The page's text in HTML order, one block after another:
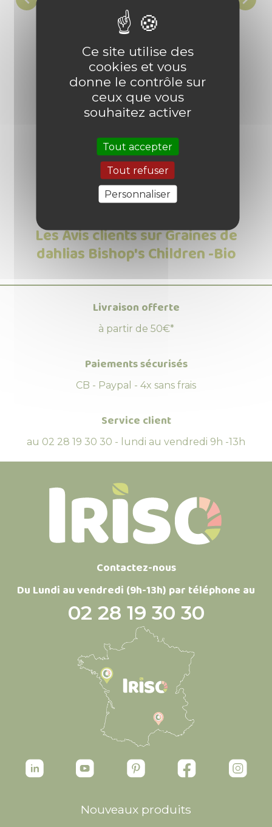
Batavia - Bio
Prix
3,40 € 
6 produit(s) vendu(s)
Les Avis clients sur Graines de
dahlias Bishop's Children -Bio
Livraison offerte
à partir de 50€*
Paiements sécurisés
CB - Paypal - 4x sans frais
Service client
au 02 28 19 30 30 - lundi au vendredi 9h -13h
Contactez-nous
Du Lundi au vendredi (9h-13h) par téléphone au
02 28 19 30 30
Nouveaux produits
Ce site utilise des
cookies et vous
donne le contrôle sur
ceux que vous
souhaitez activer
Tout accepter
Tout refuser
Personnaliser